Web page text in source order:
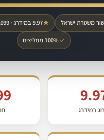
משטרת ישראל 9.97 במידרג · 1,099 חוות דעת
100% ממליצים
במידרג